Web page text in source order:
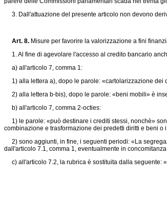
3. Dall'attuazione del presente articolo non devono
Art. 8. Misure per favorire la valorizzazione a fini
1. Al fine di agevolare l'accesso al credito bancario
a) all'articolo 7, comma 1:
1) alla lettera a), dopo le parole: «cartolarizzazione dei
2) alla lettera b-bis), dopo le parole: «beni mobili» è
b) all'articolo 7, comma 2-octies:
1) le parole: «può destinare i crediti stessi, nonchè»
combinazione e trasformazione dei predetti diritti e beni
2) sono aggiunti, in fine, i seguenti periodi: «La
dall'articolo 7.1, comma 1, eventualmente in
c) all'articolo 7.2, la rubrica è sostituita dalla seguente: